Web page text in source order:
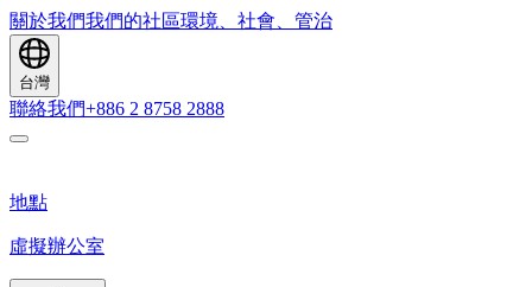
關於我們我們的社區環境、社會、管治
台灣
聯絡我們+886 2 8758 2888
地點
虛擬辦公室